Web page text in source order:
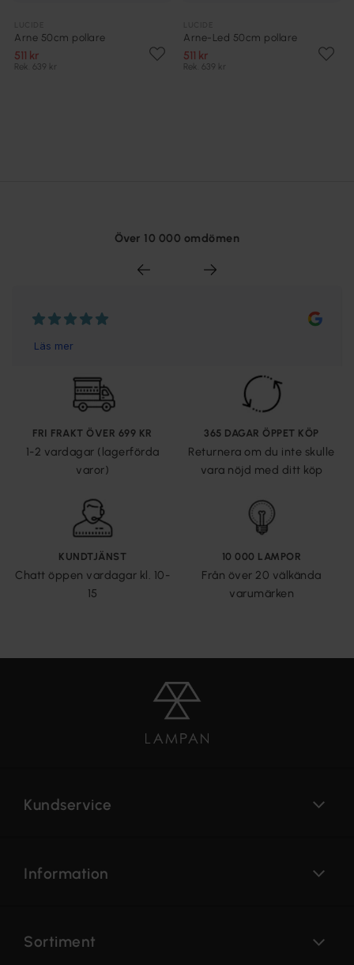
Arne 50cm pollare
511 kr
Rek. 639 kr
Arne-Led 50cm pollare
511 kr
Rek. 639 kr
Över 10 000 omdömen
FRI FRAKT ÖVER 699 KR
1-2 vardagar (lagerförda
varor)
365 DAGAR ÖPPET KÖP
Returnera om du inte skulle
vara nöjd med ditt köp
KUNDTJÄNST
Chatt öppen vardagar kl. 10-
15
10 000 LAMPOR
Från över 20 välkända
varumärken
Kundservice
Information
Sortiment